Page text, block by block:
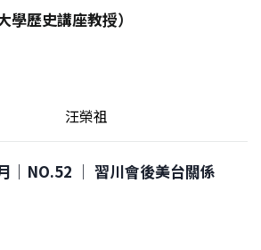
學歷史講座教授）
汪榮祖
｜NO.52 │ 習川會後美台關係